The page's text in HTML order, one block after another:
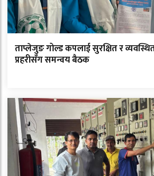
ताप्लेजुङ गोल्ड कपलाई सुरक्षित र
प्रहरीसँग समन्वय बैठक